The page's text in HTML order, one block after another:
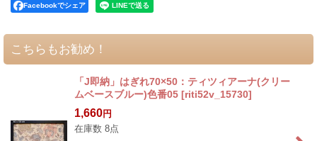
Facebookでシェア
こちらもお勧め！
「J即納」はぎれ70×50：ティツィアーナ(クリー
ムベースブルー)色番05 [riti52v_15730]
1,660円
在庫数 8点